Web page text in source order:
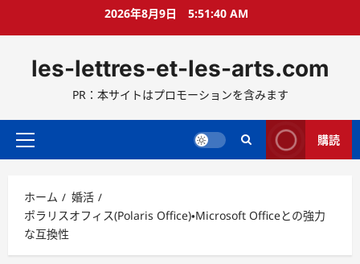
ス
ッ
2026年8月9日 5:51:41 AM
les-lettres-et-les-arts.com
PR：本サイトはプロモーションを含みます
メ
メ
ニ
ュ
ー
購読
ホーム
婚活
ポラリスオフィス(Polaris Office)・Microsoft Officeとの強力
な互換性